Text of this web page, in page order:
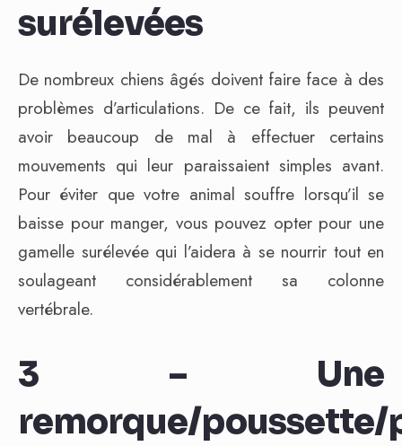
surélevées
De nombreux chiens âgés doivent faire face à des
problèmes d’articulations. De ce fait, ils peuvent
avoir beaucoup de mal à effectuer certains
mouvements qui leur paraissaient simples avant.
Pour éviter que votre animal souffre lorsqu’il se
baisse pour manger, vous pouvez opter pour une
gamelle surélevée qui l’aidera à se nourrir tout en
soulageant considérablement sa colonne
vertébrale.
3 – Une
remorque/poussette/